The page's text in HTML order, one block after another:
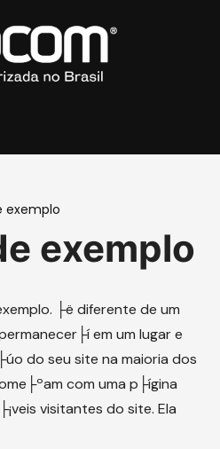
exemplo
exemplo
├ë diferente de um
em um lugar e
do seu site na maioria dos
com uma p├ígina
visitantes do site. Ela